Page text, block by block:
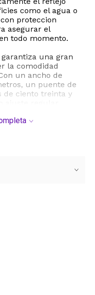
como el agua o
proteccion
asegurar el
todo momento.
una gran
la comodidad
un ancho de
un puente de
de ciento treinta y
de marco completo